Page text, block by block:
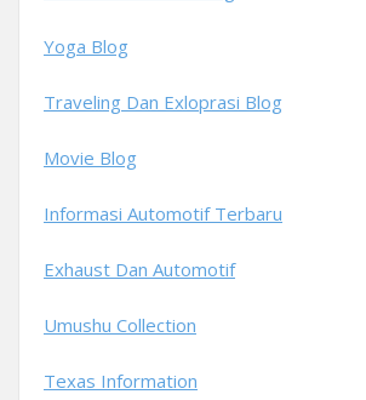
Yoga Blog
Traveling Dan Exloprasi Blog
Movie Blog
Informasi Automotif Terbaru
Exhaust Dan Automotif
Umushu Collection
Texas Information